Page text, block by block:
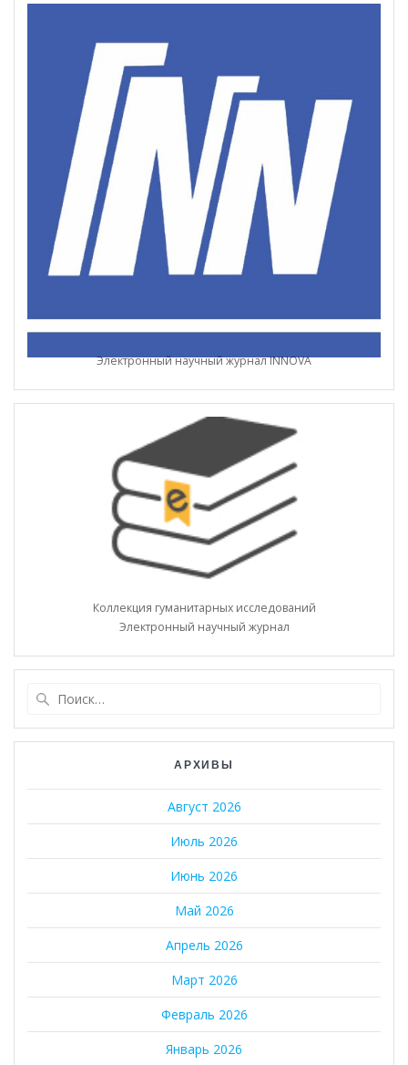
Электронный научный журнал INNOVA
Коллекция гуманитарных исследований
Электронный научный журнал
АРХИВЫ
Август 2026
Июль 2026
Июнь 2026
Май 2026
Апрель 2026
Март 2026
Февраль 2026
Январь 2026